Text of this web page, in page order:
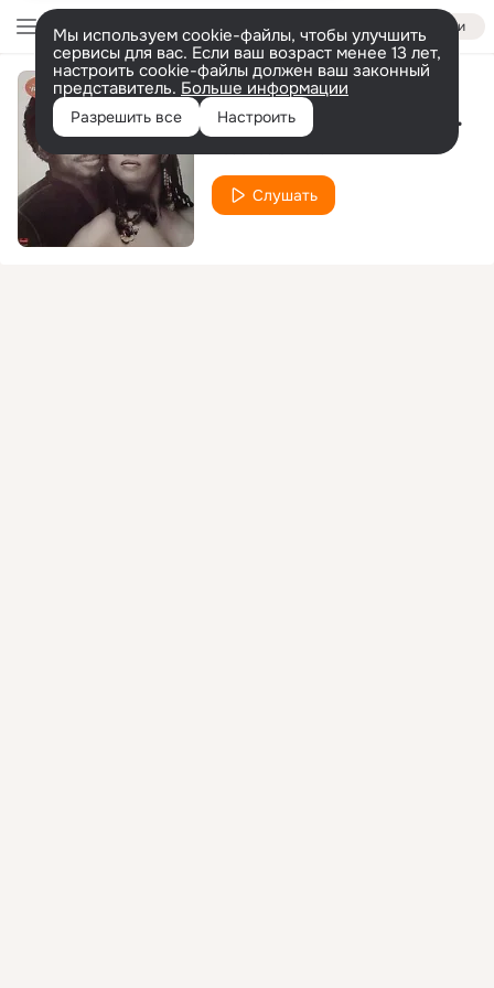
Войти
Мы используем cookie-файлы, чтобы улучшить
сервисы для вас. Если ваш возраст менее 13 лет,
настроить cookie-файлы должен ваш законный
представитель. Больше информации
Разрешить все Настроить Reunited (Single Version)
Слушать